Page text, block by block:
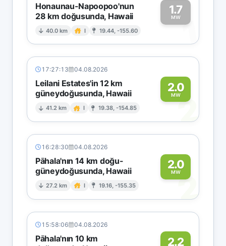
Honaunau-Napoopoo'nun
28 km doğusunda, Hawaii
40.0 km I 19.44, -155.60
1.7
MW1
17:27:13 04.08.2026
Leilani Estates'in 12 km
güneydoğusunda, Hawaii
41.2 km I 19.38, -154.85
2.0
MW2
16:28:30 04.08.2026
Pāhala'nın 14 km doğu-
güneydoğusunda, Hawaii
27.2 km I 19.16, -155.35
2.0
MW2
15:58:06 04.08.2026
Pāhala'nın 10 km
2.2